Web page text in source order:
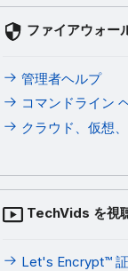
ファイアウォー
管理者ヘルプ
コマンドライン
クラウド、仮想
TechVids を視
Let's Encrypt™